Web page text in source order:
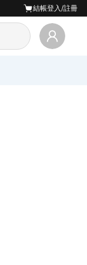
結帳登入/註冊